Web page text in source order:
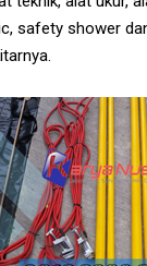
safety shower